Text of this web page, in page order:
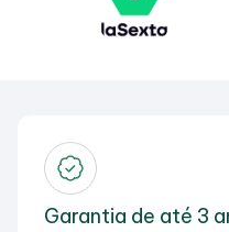
Garantia de até 3